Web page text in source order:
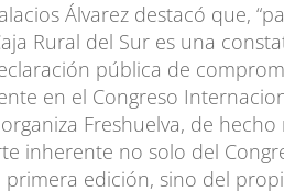
Álvarez destacó que,
Rural del Sur es una
pública de
en el Congreso
Freshuelva, de hecho
inherente no solo del
primera edición, sino del